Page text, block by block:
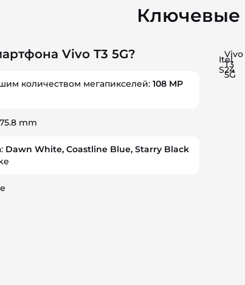
Ключевые
Vivo T3 5G?
количеством мегапикселей: 108 MP
mm
Dawn White, Coastline Blue, Starry Black
Itel
S24
Vivo
T3
5G